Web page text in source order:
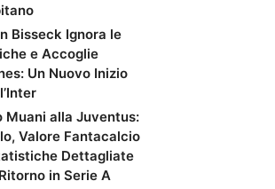
Bisseck Ignora le
e Accoglie
Un Nuovo Inizio
Muani alla Juventus:
Valore Fantacalcio
Dettagliate
in Serie A